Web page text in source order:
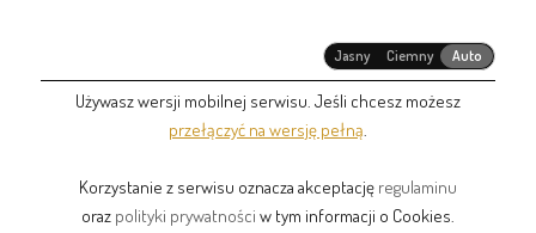
Jasny Ciemny Auto
Używasz wersji mobilnej serwisu. Jeśli chcesz możesz
przełączyć na wersję pełną
Korzystanie z serwisu oznacza akceptację regulaminu
oraz polityki prywatności w tym informacji o Cookies.